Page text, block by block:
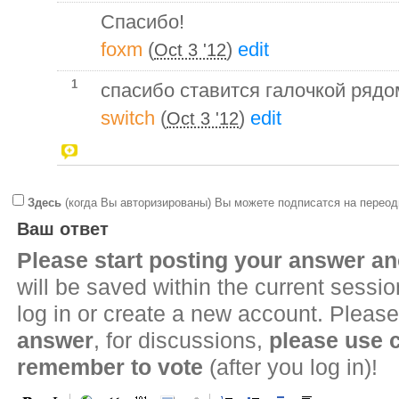
Спасибо!
foxm (Oct 3 '12) edit
1
спасибо ставится галочкой
switch (Oct 3 '12) edit
Здесь (когда Вы авторизированы) Вы можете подписатся на
Ваш ответ
Please start posting your answer
will be saved within the current
log in or create a new account.
answer, for discussions, please use
remember to vote (after you log in)!